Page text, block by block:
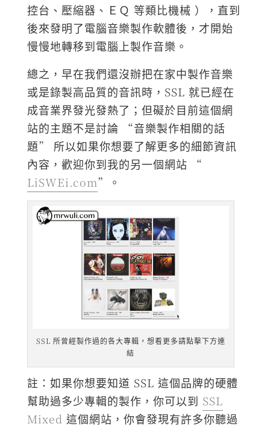
控台、壓縮器、ＥＱ 等類比機械 ），直到
後來發明了電腦音樂製作軟體後，才開始
慢慢地轉移到電腦上製作音樂。
總之，早在我們還沒辦把在家中製作音樂
或是錄製高品質的音訊時，SSL 就已經在
成音業界發光發熱了；但礙於目前這個網
站的主題不是討論 “音樂製作相關的話
題” 所以如果你想要了解更多的細節資訊
內容，歡迎你到我的另一個網站 “
LiSWEi.com”。
SSL 所曾經製作過的各大專輯，想看更多請點擊下方連
結
註：如果你想要知道 SSL 這個品牌的硬體
幫助過多少專輯的製作，你可以到 SSL
Mixed 這個網站，你會發現有許多你聽過